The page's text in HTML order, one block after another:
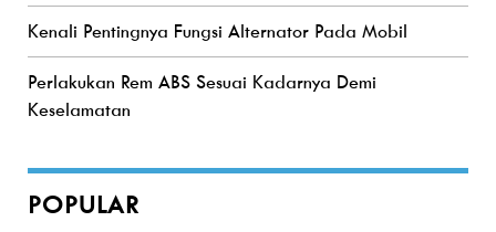
Kenali Pentingnya Fungsi Alternator Pada Mobil
Perlakukan Rem ABS Sesuai Kadarnya Demi
Keselamatan
POPULAR